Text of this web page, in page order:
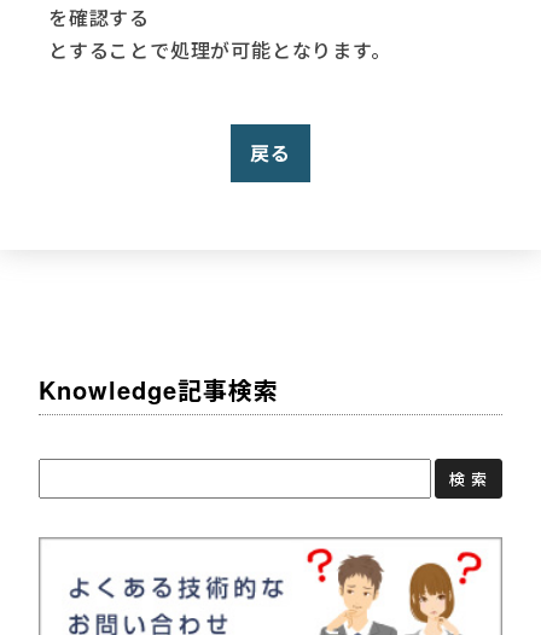
を確認する
とすることで処理が可能となります。
戻る
Knowledge記事検索